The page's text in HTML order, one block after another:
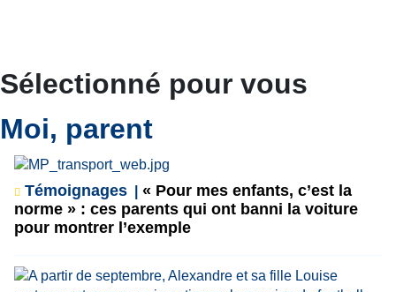
Sélectionné pour vous
Moi, parent
Témoignages
« Pour mes enfants, c’est la
norme » : ces parents qui ont banni la voiture
pour montrer l’exemple